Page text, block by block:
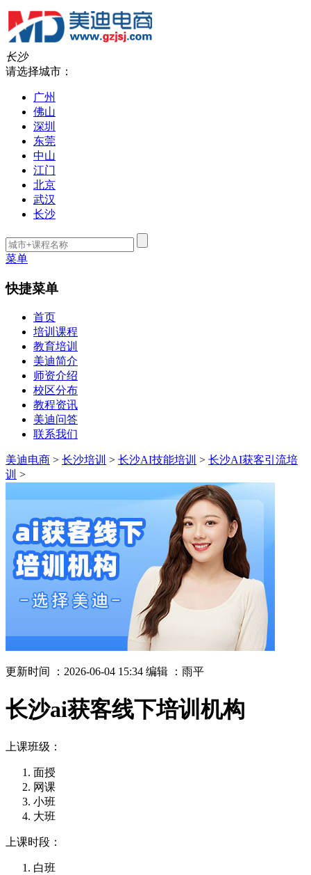
长沙
请选择城市：
广州
佛山
深圳
东莞
中山
江门
北京
武汉
长沙
菜单
快捷菜单
首页
培训课程
教育培训
美迪简介
师资介绍
校区分布
教程资讯
美迪问答
联系我们
美迪电商 > 长沙培训 > 长沙AI技能培训 > 长沙AI获客引流培
训 >
更新时间 ：2026-06-04 15:34 编辑 ：雨平
长沙ai获客线下培训机构
上课班级：
面授
网课
小班
大班
上课时段：
白班